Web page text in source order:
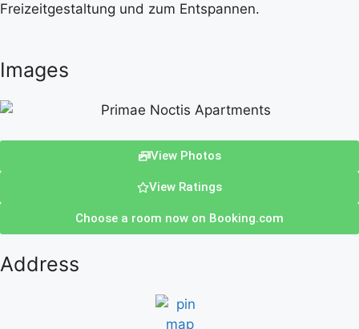
Freizeitgestaltung und zum Entspannen.
Images
View Photos
View Ratings
Choose a room now on Booking.com
Address